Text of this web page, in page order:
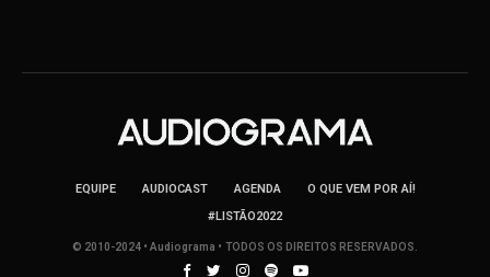
EQUIPE AUDIOCAST AGENDA
O QUE VEM POR AÍ!
#LISTÃO2022
© 2010-2024 • Audiograma • TODOS OS DIREITOS RESERVADOS.